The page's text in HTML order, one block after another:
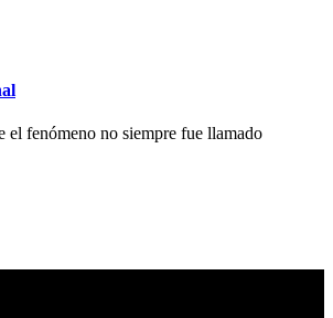
el fenómeno no siempre fue llamado